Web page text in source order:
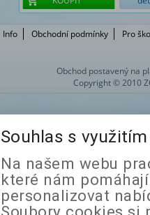
Info Obchodní podmínky Pro
Obchod postavený na
Copyright © 2010
Souhlas s
Na našem webu
které nám
personalizovat
Soubory cookies si